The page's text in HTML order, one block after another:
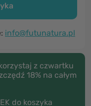
info@futunatura.pl
z czwartku
18% na całym
do koszyka